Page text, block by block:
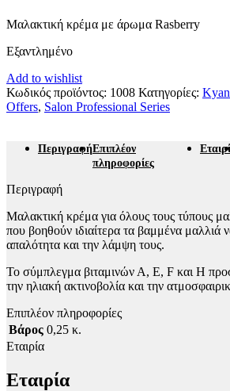
Μαλακτική κρέμα με άρωμα Rasberry
Εξαντλημένο
Add to wishlist
Κωδικός προϊόντος: 1008 Κατηγορίες:
Offers, Salon Professional Series
ΠεριγραφήΕπιπλέον
πληροφορίες
Περιγραφή
Μαλακτική κρέμα για όλους τους τύπους
που βοηθούν ιδιαίτερα τα βαμμένα μαλλιά
απαλότητα και την λάμψη τους.
Το σύμπλεγμα βιταμινών Α, Ε, F και Η
την ηλιακή ακτινοβολία και την
Επιπλέον πληροφορίες
Βάρος 0,25 κ.
Εταιρία
Εταιρία